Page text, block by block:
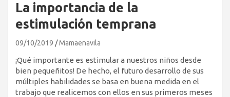
La importancia de la
estimulación temprana
09/10/2019 Mamaenavila
¡Qué importante es estimular a nuestros niños desde
bien pequeñitos! De hecho, el futuro desarrollo de sus
múltiples habilidades se basa en buena medida en el
trabajo que realicemos con ellos en sus primeros meses